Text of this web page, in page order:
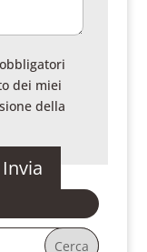
dei miei
della